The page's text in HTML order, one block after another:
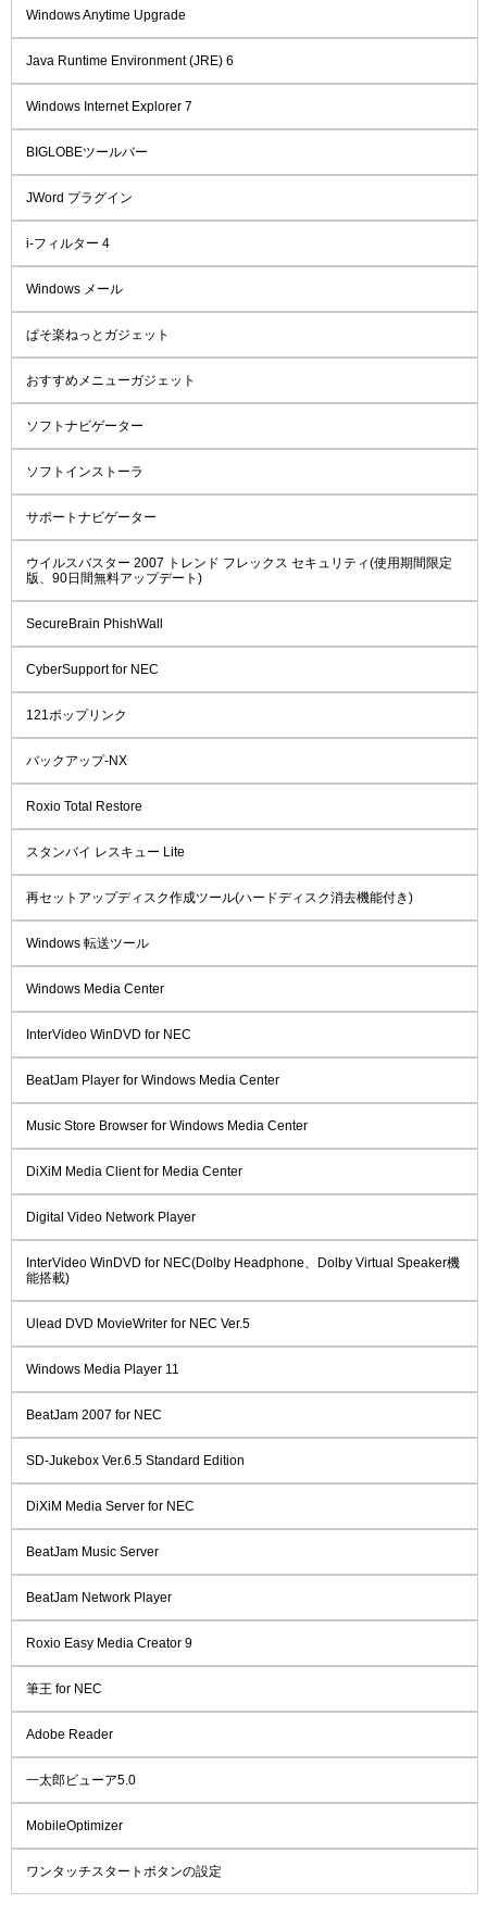
Windows Anytime Upgrade
Java Runtime Environment (JRE) 6
Windows Internet Explorer 7
BIGLOBEツールバー
JWord プラグイン
i-フィルター 4
Windows メール
ぱそ楽ねっとガジェット
おすすめメニューガジェット
ソフトナビゲーター
ソフトインストーラ
サポートナビゲーター
ウイルスバスター 2007 トレンド フレックス セキュリティ(使用期間限定
版、90日間無料アップデート)
SecureBrain PhishWall
CyberSupport for NEC
121ポップリンク
バックアップ-NX
Roxio Total Restore
スタンバイ レスキュー Lite
再セットアップディスク作成ツール(ハードディスク消去機能付き)
Windows 転送ツール
Windows Media Center
InterVideo WinDVD for NEC
BeatJam Player for Windows Media Center
Music Store Browser for Windows Media Center
DiXiM Media Client for Media Center
Digital Video Network Player
InterVideo WinDVD for NEC(Dolby Headphone、Dolby Virtual Speaker機
能搭載)
Ulead DVD MovieWriter for NEC Ver.5
Windows Media Player 11
BeatJam 2007 for NEC
SD-Jukebox Ver.6.5 Standard Edition
DiXiM Media Server for NEC
BeatJam Music Server
BeatJam Network Player
Roxio Easy Media Creator 9
筆王 for NEC
Adobe Reader
一太郎ビューア5.0
MobileOptimizer
ワンタッチスタートボタンの設定